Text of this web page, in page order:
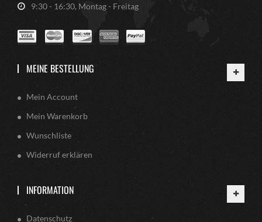
9:30 - 16:30, Montag - Freitag
MEINE BESTELLUNG
Mein Account
Mein Warenkorb
Wunschliste
Widerruf erklären
INFORMATION
Datenschutz